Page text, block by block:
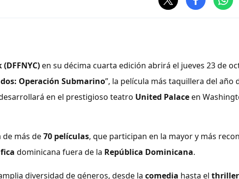
en su décima cuarta edición abrirá el jueves 23 de
Operación Submarino”, la película más taquillera del año
en el prestigioso teatro United Palaceen
más de70 películas, que participan en la mayor y más
dominicana fuera de la República Dominicana.
diversidad de géneros, desde la comedia hasta el thriller